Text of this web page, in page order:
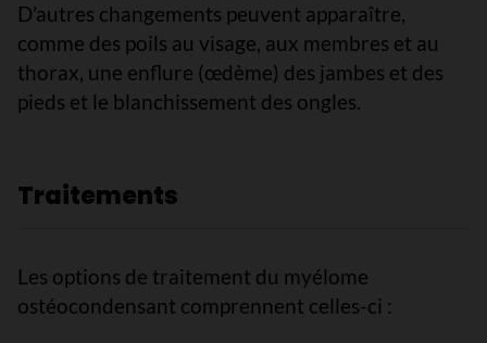
D’autres changements peuvent apparaître,
comme des poils au visage, aux membres et au
thorax, une enflure (œdème) des jambes et des
pieds et le blanchissement des ongles.
Traitements
Les options de traitement du myélome
ostéocondensant comprennent celles-ci :